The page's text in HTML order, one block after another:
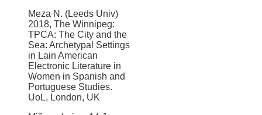
Meza N. (Leeds Univ)
2018, The Winnipeg:
TPCA: The City and the
Sea: Archetypal Settings
in Lain American
Electronic Literature in
Women in Spanish and
Portuguese Studies.
UoL, London, UK